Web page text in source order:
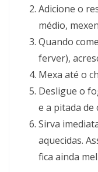
Adicione o
médio,
Quando
ferver),
Mexa até o
Desligue o
e a pitada de
Sirva
aquecidas.
fica ainda